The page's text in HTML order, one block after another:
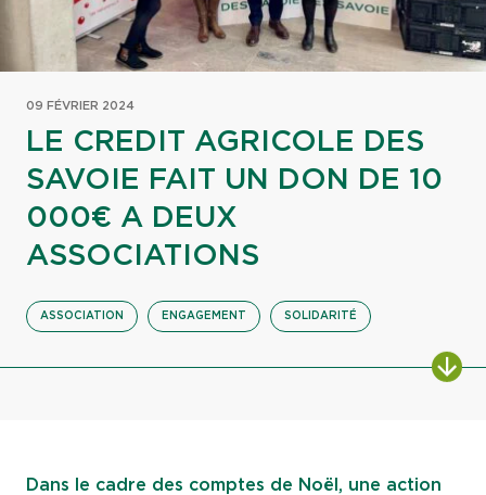
09 FÉVRIER 2024
LE CREDIT AGRICOLE DES
SAVOIE FAIT UN DON DE 10
000€ A DEUX
ASSOCIATIONS
ASSOCIATION ENGAGEMENT SOLIDARITÉ
Dans le cadre des comptes de Noël, une action